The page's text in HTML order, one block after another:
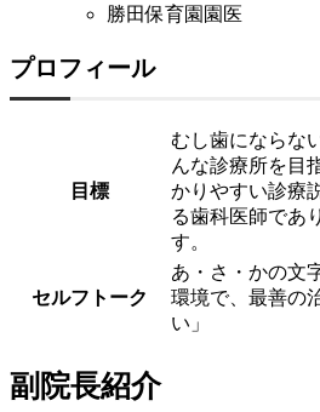
勝田保育園園医
プロフィール
目標
むし歯にならな
んな診療所を目
かりやすい診療
る歯科医師であ
す。
セルフトーク
あ・さ・かの文
環境で、最善の
い」
副院長紹介